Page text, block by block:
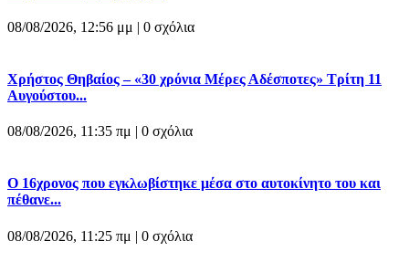
08/08/2026, 12:56 μμ | 0 σχόλια
Χρήστος Θηβαίος – «30 χρόνια Μέρες Αδέσποτες» Τρίτη 11
Αυγούστου...
08/08/2026, 11:35 πμ | 0 σχόλια
O 16χρονος που εγκλωβίστηκε μέσα στο αυτοκίνητο του και
πέθανε...
08/08/2026, 11:25 πμ | 0 σχόλια